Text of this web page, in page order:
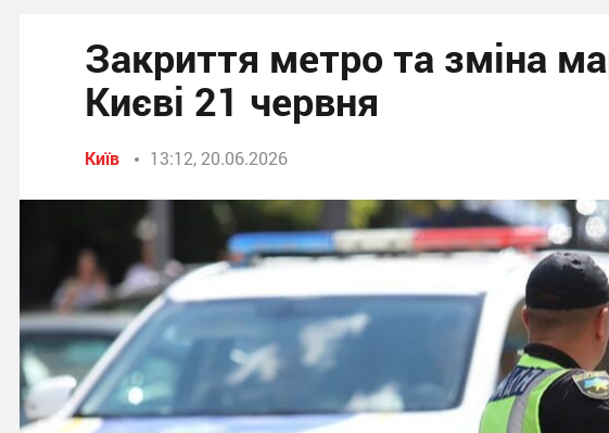
Закриття метро та зміна
Києві 21 червня
Київ 13:12, 20.06.2026